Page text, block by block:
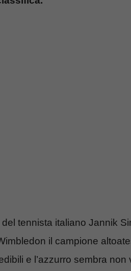
del tennista italiano Jannik
il campione
e l’azzurro sembra